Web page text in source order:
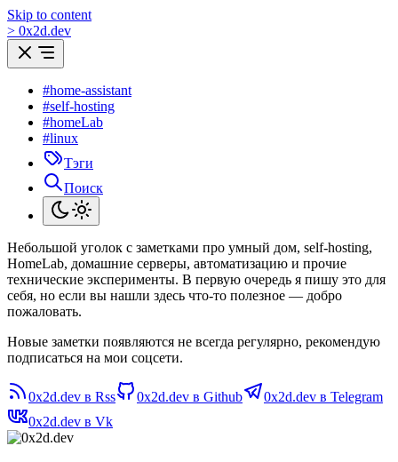
Skip to content
> 0x2d.dev
#home-assistant
#self-hosting
#homeLab
#linux
Тэги
Поиск
Небольшой уголок с заметками про умный дом, self-hosting,
HomeLab, домашние серверы, автоматизацию и прочие
технические эксперименты. В первую очередь я пишу это для
себя, но если вы нашли здесь что-то полезное — добро
пожаловать.
Новые заметки появляются не всегда регулярно, рекомендую
подписаться на мои соцсети.
0x2d.dev в Rss 0x2d.dev в Github
0x2d.dev в Telegram
0x2d.dev в Vk